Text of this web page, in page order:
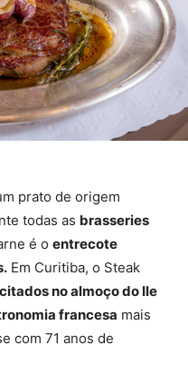
prato de origem
todas as brasseries
é o entrecote
Em Curitiba, o Steak
no almoço do Ile
francesa mais
com 71 anos de